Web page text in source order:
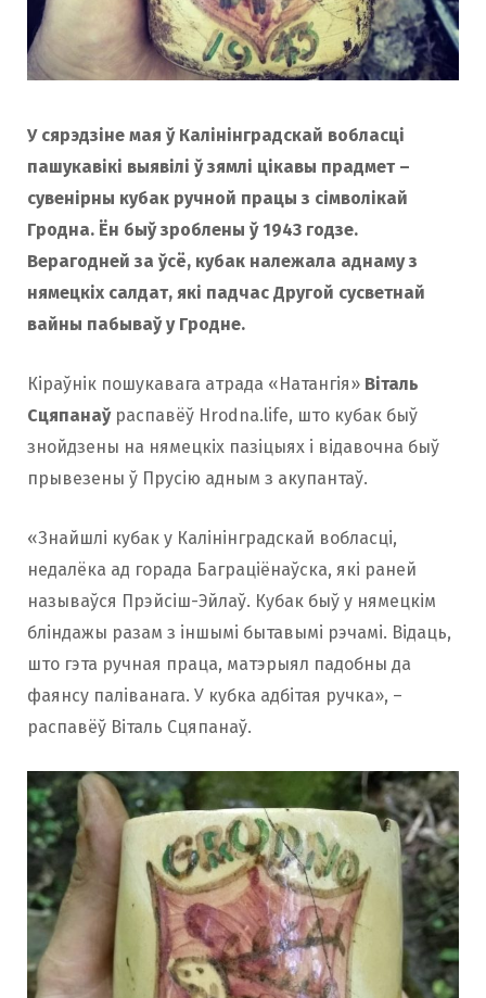
У сярэдзіне мая ў Калінінградскай вобласці
пашукавікі выявілі ў зямлі цікавы прадмет –
сувенірны кубак ручной працы з сімволікай
Гродна. Ён быў зроблены ў 1943 годзе.
Верагодней за ўсё, кубак належала аднаму з
нямецкіх салдат, які падчас Другой сусветнай
вайны пабываў у Гродне.
Кіраўнік пошукавага атрада «Натангія» Віталь
Сцяпанаўраспавёў Hrodna.life, што кубак быў
знойдзены на нямецкіх пазіцыях і відавочна быў
прывезены ў Прусію адным з акупантаў.
«Знайшлі кубак у Калінінградскай вобласці,
недалёка ад горада Баграціёнаўска, які раней
называўся Прэйсіш-Эйлаў. Кубак быў у нямецкім
бліндажы разам з іншымі бытавымі рэчамі. Відаць,
што гэта ручная праца, матэрыял падобны да
фаянсу паліванага. У кубка адбітая ручка», –
распавёў Віталь Сцяпанаў.